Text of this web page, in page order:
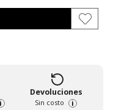
i
Devoluciones
Sin costo i